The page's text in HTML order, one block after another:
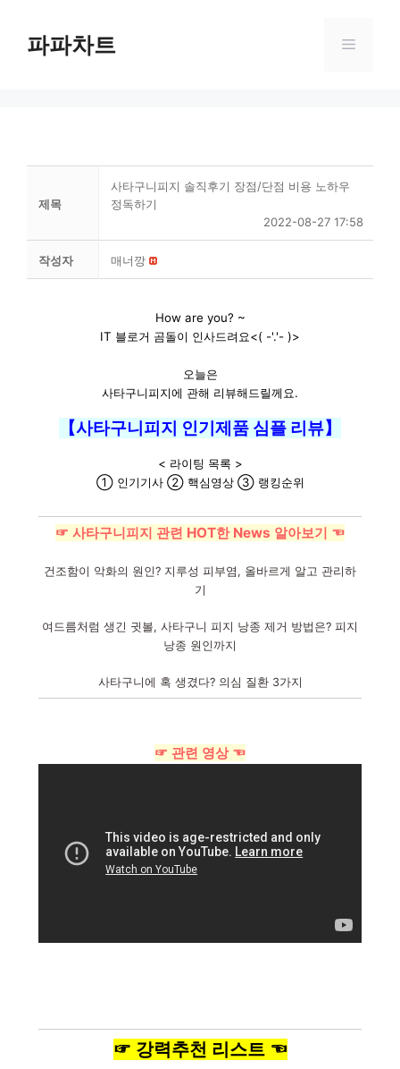
content파파차트 Menu
제목
사타구니피지 솔직후기 장점/단점 비용 노하우
정독하기
2022-08-27 17:58
작성자 매너깡
How are you? ~
IT 블로거 곰돌이 인사드려요<( -'.'- )>
오늘은
사타구니피지에 관해 리뷰해드릴께요.
【사타구니피지 인기제품 심플 리뷰】
< 라이팅 목록 >
① 인기기사 ② 핵심영상 ③ 랭킹순위
☞ 사타구니피지 관련 HOT한 News 알아보기 ☜
건조함이 악화의 원인? 지루성 피부염, 올바르게 알고 관리하
기
여드름처럼 생긴 귓볼, 사타구니 피지 낭종 제거 방법은? 피지
낭종 원인까지
사타구니에 혹 생겼다? 의심 질환 3가지
☞ 관련 영상 ☜
☞ 강력추천 리스트 ☜